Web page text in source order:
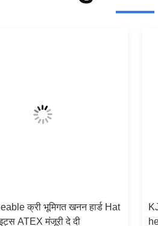
क्री भूमिगत खनन हार्ड Hat
ATEX मंजूरी दे दी